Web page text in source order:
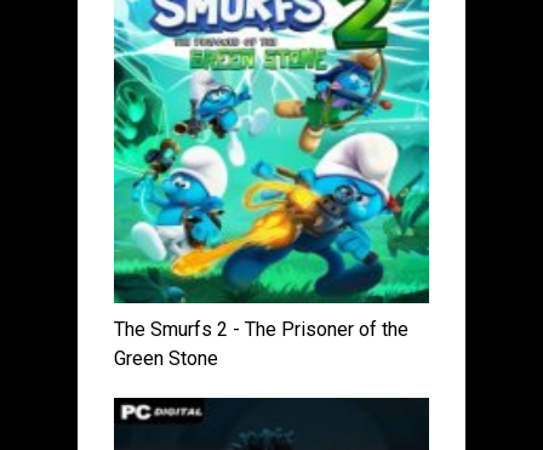
The Smurfs 2 - The Prisoner of the
Green Stone